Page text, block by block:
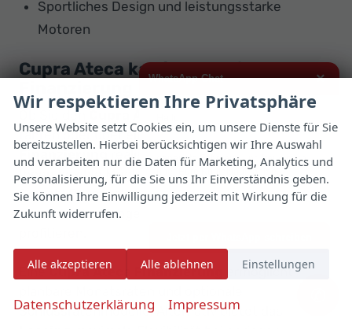
Sportliches Design und leistungsstarke
Motoren
Cupra Ateca kaufen, Leasing oder
Ob Sie den
Leasing
fahren oder über eine maßgeschneiderte
Finanzierung
realisieren möchten – es stehen
Ihnen flexible Möglichkeiten zur Verfügung.
Sowohl Privat- als auch Gewerbekunden können
von individuell abgestimmten Konditionen
Eine Cupra Ateca Finanzierung
ermöglicht
Schlussratenmodelle. Alternativ bietet das
WhatsApp Chat ×
ich interessiere mich für das oben
genannte Fahrzeug und freue mich
über Eure Kontaktaufnahme.
Viele Grüße
Wir respektieren Ihre Privatsphäre
Unsere Website setzt Cookies ein, um unsere Dienste für Sie
bereitzustellen. Hierbei berücksichtigen wir Ihre Auswahl
und verarbeiten nur die Daten für Marketing, Analytics und
Personalisierung, für die Sie uns Ihr Einverständnis geben.
Sie können Ihre Einwilligung jederzeit mit Wirkung für die
Zukunft widerrufen.
Alle akzeptieren Alle ablehnen Einstellungen
Datenschutzerklärung Impressum